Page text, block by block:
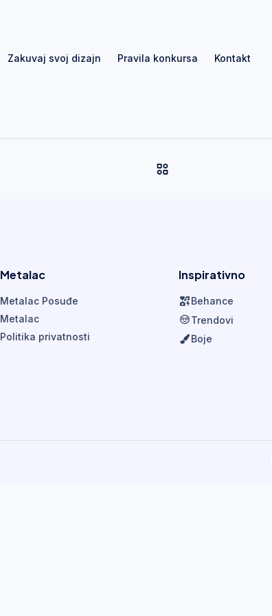
Zakuvaj svoj dizajn Pravila konkursa Kontakt
Metalac
Metalac Posuđe
Metalac
Politika privatnosti
Inspirativno
Behance
Trendovi
Boje